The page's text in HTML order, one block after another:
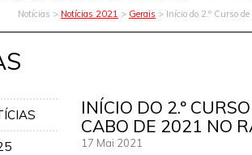
Notícias > Notícias 2021 > Gerais > Início do 2.º Curso
INÍCIO DO 2.º
CABO DE 2021 NO
17 Mai 2021